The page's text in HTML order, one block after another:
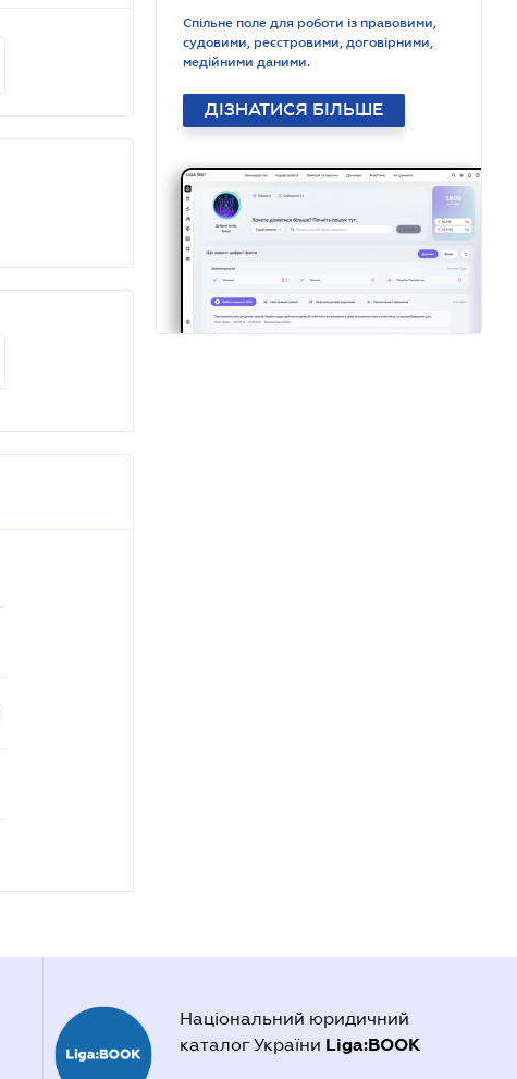
Спільне поле для роботи із правовими,
судовими, реєстровими, договірними,
медійними даними.
ДІЗНАТИСЯ БІЛЬШЕ
Національний юридичний
каталог України Liga:BOOK